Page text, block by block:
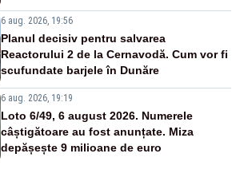
6 aug. 2026, 19:56
Planul decisiv pentru salvarea
Reactorului 2 de la Cernavodă. Cum vor fi
scufundate barjele în Dunăre
6 aug. 2026, 19:19
Loto 6/49, 6 august 2026. Numerele
câștigătoare au fost anunțate. Miza
depășește 9 milioane de euro